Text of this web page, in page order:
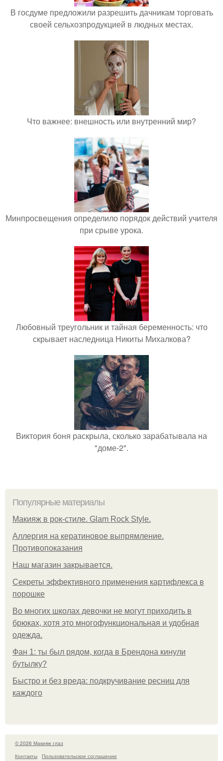
В госдуме предложили разрешить дачникам торговать
своей сельхозпродукцией в людных местах.
Что важнее: внешность или внутренний мир?
Минпросвещения определило порядок действий учителя
при срыве урока.
Любовный треугольник и тайная беременность: что
скрывает наследница Никиты Михалкова?
Виктория боня раскрыла, сколько зарабатывала на
"доме-2".
Популярные материалы
Макияж в рок-стиле. Glam Rock Style.
Аллергия на кератиновое выпрямление.
Противопоказания
Нaш магaзин зaкрывaeтся.
Секреты эффективного применения картифлекса в
порошке
Во многих школах девочки не могут приходить в
брюках, хотя это многофункциональная и удобная
одежда.
Фан 1: ты был рядом, когда в Брендона кинули
бутылку?
Быстро и без вреда: подкручивание ресниц для
каждого
© 2026 Макияж глаз
Контакты
Пользовательское соглашение